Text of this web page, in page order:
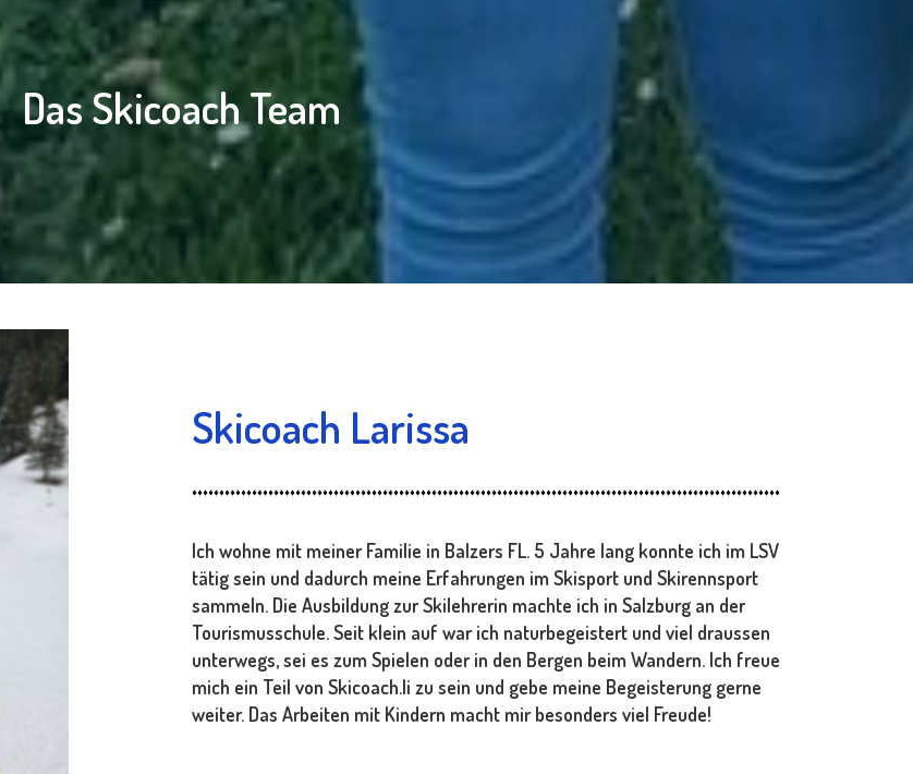
Das Skicoach Team
Skicoach Larissa
Ich wohne mit meiner Familie in Balzers FL. 5 Jahre lang konnte ich im LSV
tätig sein und dadurch meine Erfahrungen im Skisport und Skirennsport
sammeln. Die Ausbildung zur Skilehrerin machte ich in Salzburg an der
Tourismusschule. Seit klein auf war ich naturbegeistert und viel draussen
unterwegs, sei es zum Spielen oder in den Bergen beim Wandern. Ich freue
mich ein Teil von Skicoach.li zu sein und gebe meine Begeisterung gerne
weiter. Das Arbeiten mit Kindern macht mir besonders viel Freude!